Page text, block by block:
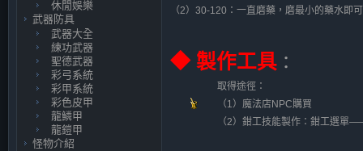
休閒娛樂
武器防具
武器大全
練功武器
聖德武器
彩弓系統
彩甲系統
彩色皮甲
龍鱗甲
龍鎧甲
怪物介紹
（2）30-120：一直磨藥，磨最小的藥水即
◆ 製作工具 ：
取得途徑：
（1）魔法店NPC購買
（2）鉗工技能製作：鉗工選